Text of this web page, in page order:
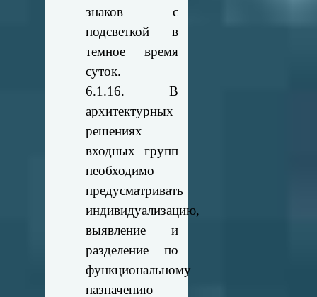
знаков с
подсветкой в
темное время
суток.
6.1.16. В
архитектурных
решениях
входных групп
необходимо
предусматривать
индивидуализацию,
выявление и
разделение по
функциональному
назначению